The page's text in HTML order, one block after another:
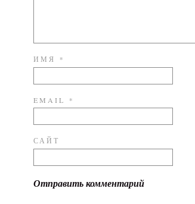
ИМЯ *
EMAIL *
САЙТ